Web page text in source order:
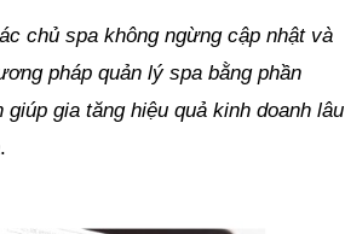
chủ spa không ngừng cập nhật và
pháp quản lý spa bằng phần
gia tăng hiệu quả kinh doanh lâu
.